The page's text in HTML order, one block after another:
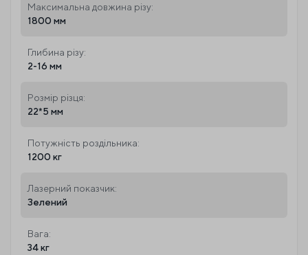
Максимальна довжина різу:
1800 мм
Глибина різу:
2-16 мм
Розмір різця:
22*5 мм
Потужність роздільника:
1200 кг
Лазерний показчик:
Зелений
Вага:
34 кг